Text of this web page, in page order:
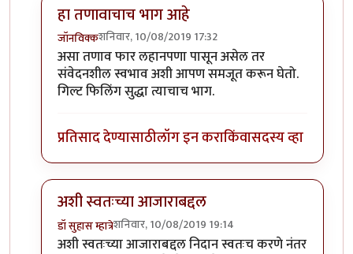
हा तणावाचाच भाग आहे
जॉनविक्कशनिवार, 10/08/2019 17:32
In reply toजॉन भाऊ मी तणावग्रस्त नसुनby
असा तणाव फार लहानपणा पासून असेल तर
संवेदनशील स्वभाव अशी आपण समजूत करून घेतो.
गिल्ट फिलिंग सुद्धा त्याचाच भाग.
प्रतिसाद देण्यासाठीलॉग इन कराकिंवासदस्य व्हा
अशी स्वतःच्या आजाराबद्दल
डॉ सुहास म्हात्रेशनिवार, 10/08/2019 19:14
In reply toजॉन भाऊ मी तणावग्रस्त नसुनbyतमराज
अशी स्वतःच्या आजाराबद्दल निदान स्वतःच करणे नंतर